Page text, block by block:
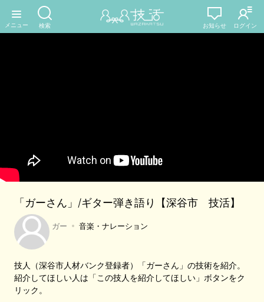
「ガーさん」/ギター弾き語り【深谷市 技活】
ガー 音楽・ナレーション
技人（深谷市人材バンク登録者）「ガーさん」の技術を紹介。
紹介してほしい人は「この技人を紹介してほしい」ボタンをク
リック。